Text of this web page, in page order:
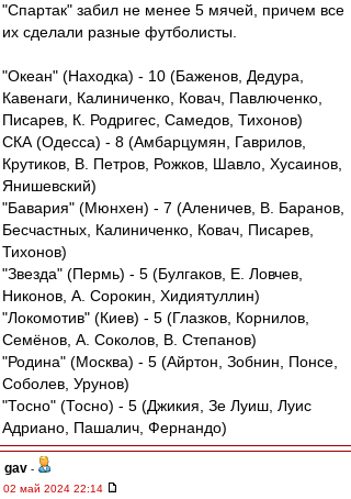
"Спартак" забил не менее 5 мячей, причем все
их сделали разные футболисты.
"Океан" (Находка) - 10 (Баженов, Дедура,
Кавенаги, Калиниченко, Ковач, Павлюченко,
Писарев, К. Родригес, Самедов, Тихонов)
СКА (Одесса) - 8 (Амбарцумян, Гаврилов,
Крутиков, В. Петров, Рожков, Шавло, Хусаинов,
Янишевский)
"Бавария" (Мюнхен) - 7 (Аленичев, В. Баранов,
Бесчастных, Калиниченко, Ковач, Писарев,
Тихонов)
"Звезда" (Пермь) - 5 (Булгаков, Е. Ловчев,
Никонов, А. Сорокин, Хидиятуллин)
"Локомотив" (Киев) - 5 (Глазков, Корнилов,
Семёнов, А. Соколов, В. Степанов)
"Родина" (Москва) - 5 (Айртон, Зобнин, Понсе,
Соболев, Урунов)
"Тосно" (Тосно) - 5 (Джикия, Зе Луиш, Луис
Адриано, Пашалич, Фернандо)
gav -
02 май 2024 22:14